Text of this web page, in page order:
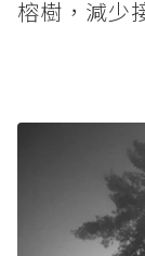
榕樹，減少